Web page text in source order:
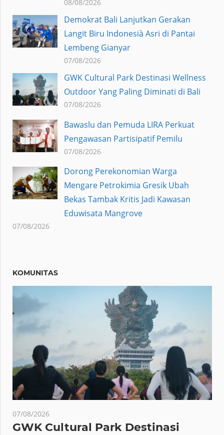
08/08/2026
Demokrat Bali Lanjutkan Gerakan
Langit Biru Indonesià Asri di Pantai
Lembeng Gianyar
07/08/2026
GWK Cultural Park Destinasi Wellness
Outdoor Yang Paling Diminati di Bali
07/08/2026
Bawaslu dan Pemuda LIRA Perkuat
Pengawasan Partisipatif Pemilu
07/08/2026
Dorong Perekonomian Warga
Mengare Petrokimia Gresik Ubah
Bekas Tambak Kritis Jadi Kawasan
Eduwisata Mangrove
07/08/2026
KOMUNITAS
07/08/2026
GWK Cultural Park Destinasi